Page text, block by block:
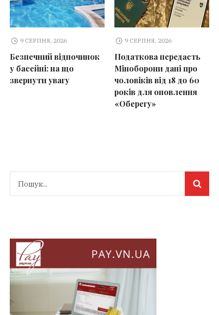
9 СЕРПНЯ, 2026
Безпечний відпочинок
у басейні: на що
звернути увагу
9 СЕРПНЯ, 2026
Податкова передасть
Міноборони дані про
чоловіків від 18 до 60
років для оновлення
«Оберегу»